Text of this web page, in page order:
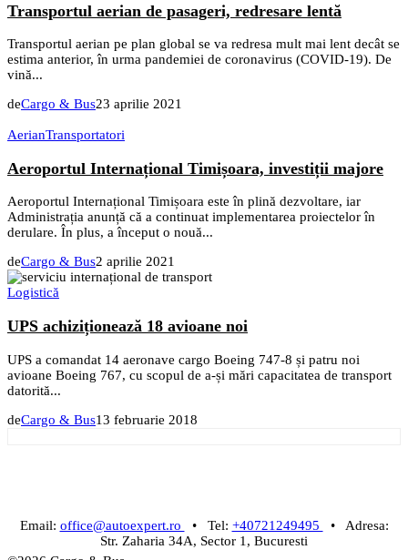
Transportul aerian de pasageri, redresare lentă
Transportul aerian pe plan global se va redresa mult mai lent decât se
estima anterior, în urma pandemiei de coronavirus (COVID-19). De
vină...
deCargo & Bus23 aprilie 2021
AerianTransportatori
Aeroportul Internațional Timișoara, investiții majore
Aeroportul Internațional Timișoara este în plină dezvoltare, iar
Administrația anunță că a continuat implementarea proiectelor în
derulare. În plus, a început o nouă...
deCargo & Bus2 aprilie 2021
Logistică
UPS achiziționează 18 avioane noi
UPS a comandat 14 aeronave cargo Boeing 747-8 și patru noi
avioane Boeing 767, cu scopul de a-și mări capacitatea de transport
datorită...
deCargo & Bus13 februarie 2018
Email: office@autoexpert.ro • Tel: +40721249495
• Adresa:
Str. Zaharia 34A, Sector 1, Bucuresti